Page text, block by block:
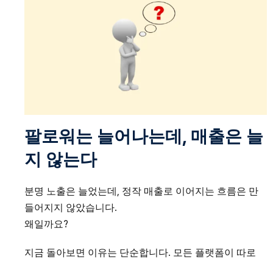
팔로워는 늘어나는데, 매출은 늘
지 않는다
분명 노출은 늘었는데, 정작 매출로 이어지는 흐름은 만
들어지지 않았습니다.
왜일까요?
지금 돌아보면 이유는 단순합니다. 모든 플랫폼이 따로